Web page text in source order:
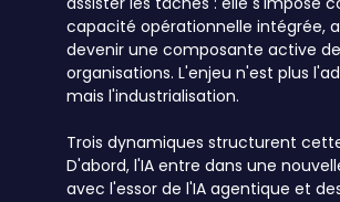
capacité opérationnelle intégrée,
devenir une composante active
organisations. L'enjeu n'est plus
mais l'industrialisation.
Trois dynamiques structurent
D'abord, l'IA entre dans une
avec l'essor de l'IA agentique et